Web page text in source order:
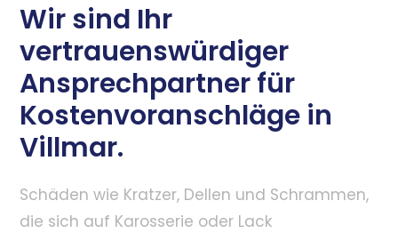
Wir sind Ihr
vertrauenswürdiger
Ansprechpartner für
Kostenvoranschläge in
Villmar.
Schäden wie Kratzer, Dellen und Schrammen,
die sich auf Karosserie oder Lack